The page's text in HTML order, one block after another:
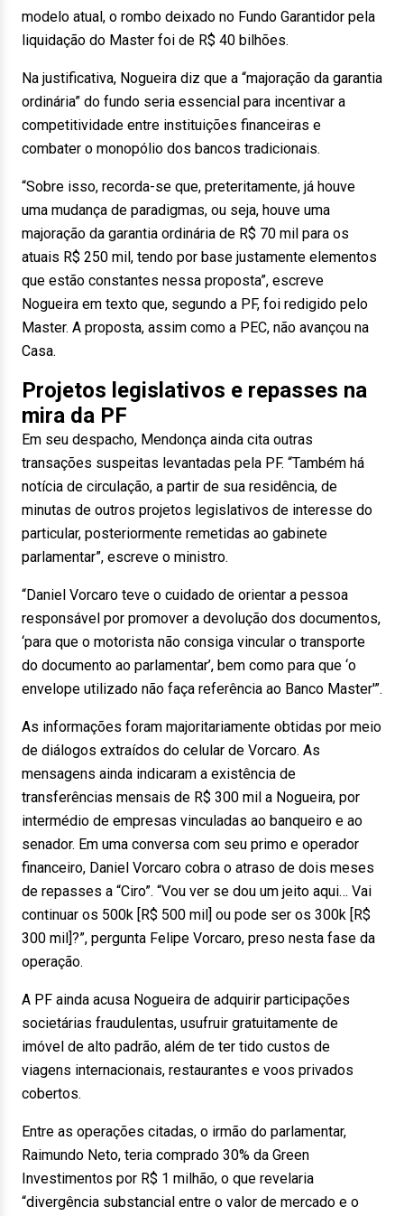
modelo atual, o rombo deixado no Fundo Garantidor pela
liquidação do Master foi de R$ 40 bilhões.
Na justificativa, Nogueira diz que a “majoração da garantia
ordinária” do fundo seria essencial para incentivar a
competitividade entre instituições financeiras e
combater o monopólio dos bancos tradicionais.
“Sobre isso, recorda-se que, preteritamente, já houve
uma mudança de paradigmas, ou seja, houve uma
majoração da garantia ordinária de R$ 70 mil para os
atuais R$ 250 mil, tendo por base justamente elementos
que estão constantes nessa proposta”, escreve
Nogueira em texto que, segundo a PF, foi redigido pelo
Master. A proposta, assim como a PEC, não avançou na
Casa.
Projetos legislativos e repasses na
mira da PF
Em seu despacho, Mendonça ainda cita outras
transações suspeitas levantadas pela PF. “Também há
notícia de circulação, a partir de sua residência, de
minutas de outros projetos legislativos de interesse do
particular, posteriormente remetidas ao gabinete
parlamentar”, escreve o ministro.
“Daniel Vorcaro teve o cuidado de orientar a pessoa
responsável por promover a devolução dos documentos,
‘para que o motorista não consiga vincular o transporte
do documento ao parlamentar’, bem como para que ‘o
envelope utilizado não faça referência ao Banco Master'”.
As informações foram majoritariamente obtidas por meio
de diálogos extraídos do celular de Vorcaro. As
mensagens ainda indicaram a existência de
transferências mensais de R$ 300 mil a Nogueira, por
intermédio de empresas vinculadas ao banqueiro e ao
senador. Em uma conversa com seu primo e operador
financeiro, Daniel Vorcaro cobra o atraso de dois meses
de repasses a “Ciro”. “Vou ver se dou um jeito aqui… Vai
continuar os 500k [R$ 500 mil] ou pode ser os 300k [R$
300 mil]?”, pergunta Felipe Vorcaro, preso nesta fase da
operação.
A PF ainda acusa Nogueira de adquirir participações
societárias fraudulentas, usufruir gratuitamente de
imóvel de alto padrão, além de ter tido custos de
viagens internacionais, restaurantes e voos privados
cobertos.
Entre as operações citadas, o irmão do parlamentar,
Raimundo Neto, teria comprado 30% da Green
Investimentos por R$ 1 milhão, o que revelaria
“divergência substancial entre o valor de mercado e o